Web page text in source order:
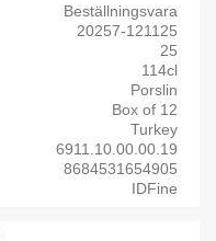
Beställningsvara
20257-121125
25
114cl
Porslin
Box of 12
Turkey
6911.10.00.00.19
8684531654905
IDFine